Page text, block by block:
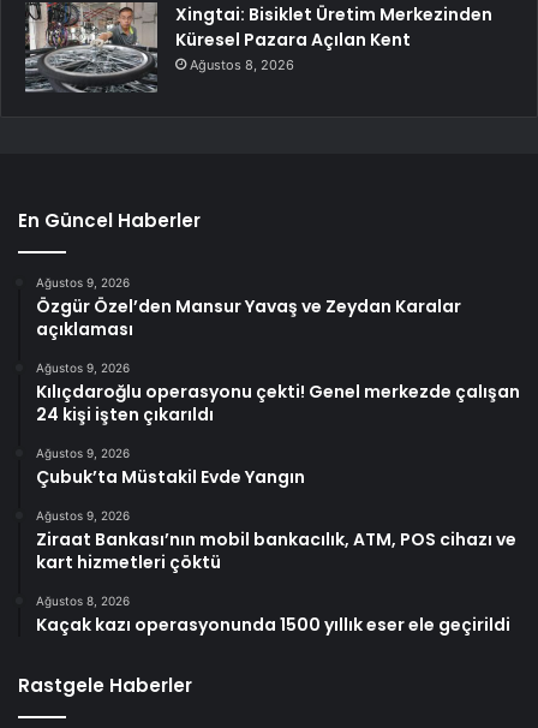
Xingtai: Bisiklet Üretim Merkezinden
Küresel Pazara Açılan Kent
Ağustos 8, 2026
En Güncel Haberler
Ağustos 9, 2026
Özgür Özel’den Mansur Yavaş ve Zeydan Karalar
açıklaması
Ağustos 9, 2026
Kılıçdaroğlu operasyonu çekti! Genel merkezde çalışan
24 kişi işten çıkarıldı
Ağustos 9, 2026
Çubuk’ta Müstakil Evde Yangın
Ağustos 9, 2026
Ziraat Bankası’nın mobil bankacılık, ATM, POS cihazı ve
kart hizmetleri çöktü
Ağustos 8, 2026
Kaçak kazı operasyonunda 1500 yıllık eser ele geçirildi
Rastgele Haberler